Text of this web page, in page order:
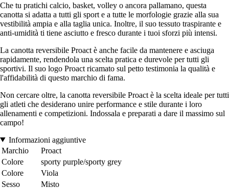
Che tu pratichi calcio, basket, volley o ancora pallamano, questa
canotta si adatta a tutti gli sport e a tutte le morfologie grazie alla sua
vestibilità ampia e alla taglia unica. Inoltre, il suo tessuto traspirante e
anti-umidità ti tiene asciutto e fresco durante i tuoi sforzi più intensi.
La canotta reversibile Proact è anche facile da mantenere e asciuga
rapidamente, rendendola una scelta pratica e durevole per tutti gli
sportivi. Il suo logo Proact ricamato sul petto testimonia la qualità e
l'affidabilità di questo marchio di fama.
Non cercare oltre, la canotta reversibile Proact è la scelta ideale per tutti
gli atleti che desiderano unire performance e stile durante i loro
allenamenti e competizioni. Indossala e preparati a dare il massimo sul
campo!
Informazioni aggiuntive
Marchio
Proact
Colore
sporty purple/sporty grey
Colore
Viola
Sesso
Misto